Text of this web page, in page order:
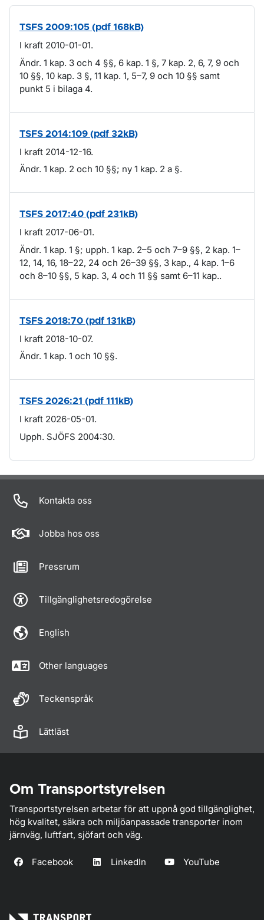
TSFS 2009:105 (pdf 168kB)
I kraft 2010-01-01.
Ändr. 1 kap. 3 och 4 §§, 6 kap. 1 §, 7 kap. 2, 6, 7, 9 och
10 §§, 10 kap. 3 §, 11 kap. 1, 5–7, 9 och 10 §§ samt
punkt 5 i bilaga 4.
TSFS 2014:109 (pdf 32kB)
I kraft 2014-12-16.
Ändr. 1 kap. 2 och 10 §§; ny 1 kap. 2 a §.
TSFS 2017:40 (pdf 231kB)
I kraft 2017-06-01.
Ändr. 1 kap. 1 §; upph. 1 kap. 2–5 och 7–9 §§, 2 kap. 1–
12, 14, 16, 18–22, 24 och 26–39 §§, 3 kap., 4 kap. 1–6
och 8–10 §§, 5 kap. 3, 4 och 11 §§ samt 6–11 kap..
TSFS 2018:70 (pdf 131kB)
I kraft 2018-10-07.
Ändr. 1 kap. 1 och 10 §§.
TSFS 2026:21 (pdf 111kB)
I kraft 2026-05-01.
Upph. SJÖFS 2004:30.
Om sidan
Kontakta oss
Jobba hos oss
Pressrum
Tillgänglighetsredogörelse
English
Other languages
Teckenspråk
Lättläst
Om Transportstyrelsen
Transportstyrelsen arbetar för att uppnå god tillgänglighet,
hög kvalitet, säkra och miljöanpassade transporter inom
järnväg, luftfart, sjöfart och väg.
Facebook LinkedIn YouTube